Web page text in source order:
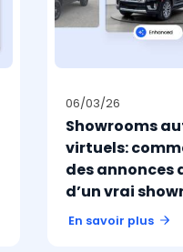
06/03/26
Showrooms
virtuels:
des annonces
d’un vrai
En savoir plus